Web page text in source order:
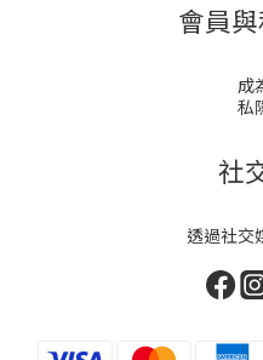
會員
成
私
社
透過社交